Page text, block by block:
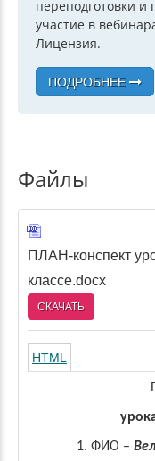
переподготовки и
участие в
Лицензия.
ПОДРОБНЕЕ
Файлы
ПЛАН-конспект
классе.docx
СКАЧАТЬ
HTML
1. ФИО –